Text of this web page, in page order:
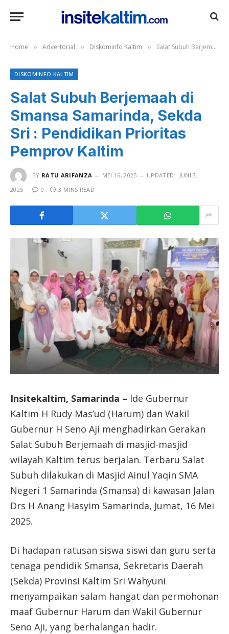
Home » Advertorial » Diskominfo Kaltim » Salat Subuh Berjemaah di Smansa Samarinda, Sekda Sri : Pendidikan Prioritas Pemprov Kaltim
DISKOMINFO KALTIM
Salat Subuh Berjemaah di
Smansa Samarinda, Sekda
Sri : Pendidikan Prioritas
Pemprov Kaltim
BY RATU ARIFANZA MEI 16, 2025 UPDATED:
JUNI 3,
2025
0 3 MINS READ
Insitekaltim, Samarinda – Ide Gubernur
Kaltim H Rudy Mas’ud (Harum) dan Wakil
Gubernur H Seno Aji menghadirkan Gerakan
Salat Subuh Berjemaah di masjid-masjid
wilayah Kaltim terus berjalan. Terbaru Salat
Subuh dilakukan di Masjid Ainul Yaqin SMA
Negeri 1 Samarinda (Smansa) di kawasan Jalan
Drs H Anang Hasyim Samarinda, Jumat, 16 Mei
2025.
Di hadapan ratusan siswa siswi dan guru serta
tenaga pendidik Smansa, Sekretaris Daerah
(Sekda) Provinsi Kaltim Sri Wahyuni
menyampaikan salam hangat dan permohonan
maaf Gubernur Harum dan Wakil Gubernur
Seno Aji, yang berhalangan hadir.